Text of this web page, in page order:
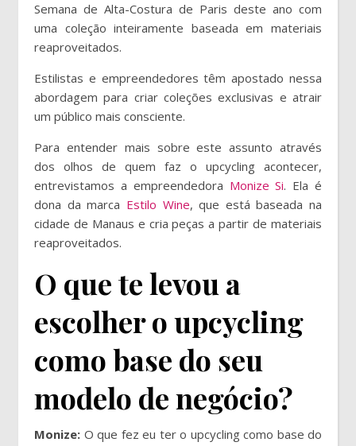
Semana de Alta-Costura de Paris deste ano com
uma coleção inteiramente baseada em materiais
reaproveitados.
Estilistas e empreendedores têm apostado nessa
abordagem para criar coleções exclusivas e atrair
um público mais consciente.
Para entender mais sobre este assunto através
dos olhos de quem faz o upcycling acontecer,
entrevistamos a empreendedora Monize Si. Ela é
dona da marca Estilo Wine, que está baseada na
cidade de Manaus e cria peças a partir de materiais
reaproveitados.
O que te levou a
escolher o upcycling
como base do seu
modelo de negócio?
Monize: O que fez eu ter o upcycling como base do